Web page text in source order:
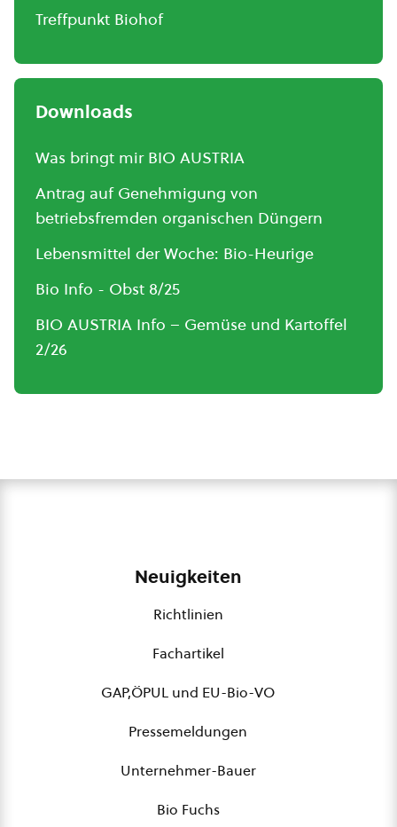
Treffpunkt Biohof
Downloads
Was bringt mir BIO AUSTRIA
Antrag auf Genehmigung von
betriebsfremden organischen Düngern
Lebensmittel der Woche: Bio-Heurige
Bio Info - Obst 8/25
BIO AUSTRIA Info – Gemüse und Kartoffel
2/26
Neuigkeiten
Richtlinien
Fachartikel
GAP,ÖPUL und EU-Bio-VO
Pressemeldungen
Unternehmer-Bauer
Bio Fuchs